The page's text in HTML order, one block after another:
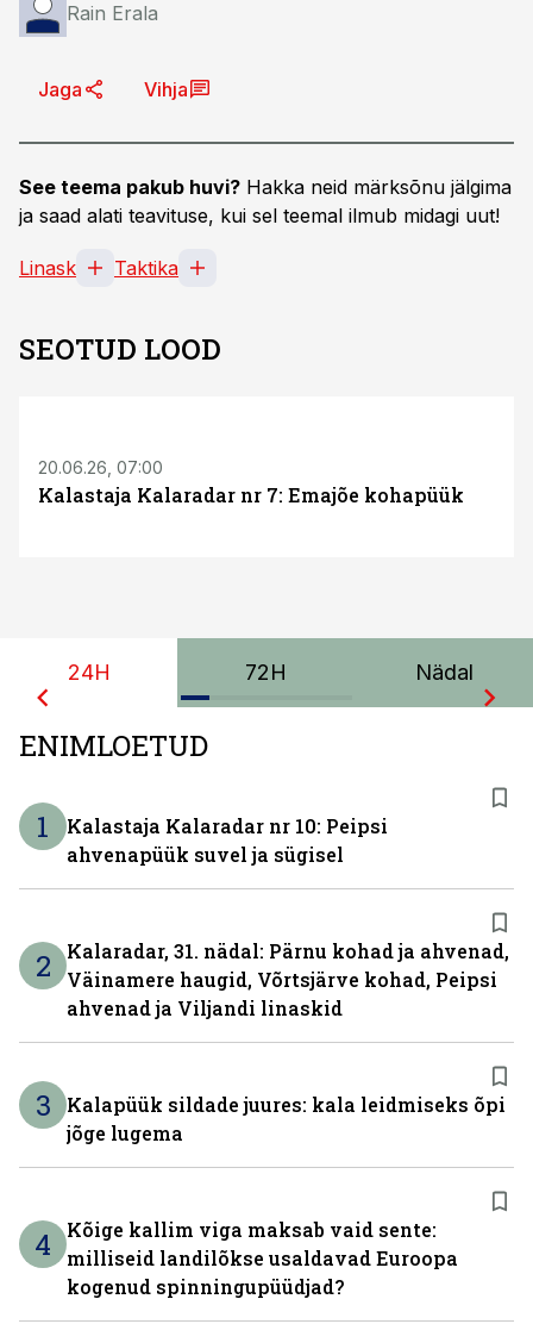
Rain Erala
Jaga Vihja
See teema pakub huvi? Hakka neid märksõnu jälgima
ja saad alati teavituse, kui sel teemal ilmub midagi uut!
Linask Taktika
SEOTUD LOOD
20.06.26, 07:00
Kalastaja Kalaradar nr 7: Emajõe kohapüük
24H 72H Nädal
ENIMLOETUD
1
Kalastaja Kalaradar nr 10: Peipsi
ahvenapüük suvel ja sügisel
2
Kalaradar, 31. nädal: Pärnu kohad ja ahvenad,
Väinamere haugid, Võrtsjärve kohad, Peipsi
ahvenad ja Viljandi linaskid
3
Kalapüük sildade juures: kala leidmiseks õpi
jõge lugema
4
Kõige kallim viga maksab vaid sente:
milliseid landilõkse usaldavad Euroopa
kogenud spinningupüüdjad?